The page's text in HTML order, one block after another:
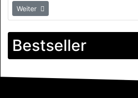
Weiter
Bestseller